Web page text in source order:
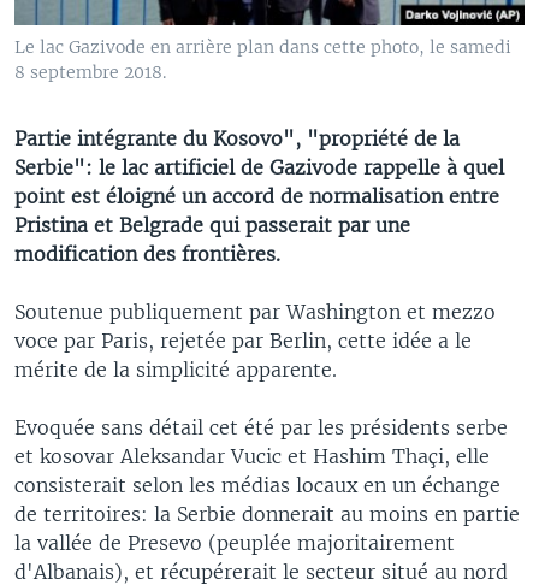
Le lac Gazivode en arrière plan dans cette photo, le samedi
8 septembre 2018.
Partie intégrante du Kosovo", "propriété de la
Serbie": le lac artificiel de Gazivode rappelle à quel
point est éloigné un accord de normalisation entre
Pristina et Belgrade qui passerait par une
modification des frontières.
Soutenue publiquement par Washington et mezzo
voce par Paris, rejetée par Berlin, cette idée a le
mérite de la simplicité apparente.
Evoquée sans détail cet été par les présidents serbe
et kosovar Aleksandar Vucic et Hashim Thaçi, elle
consisterait selon les médias locaux en un échange
de territoires: la Serbie donnerait au moins en partie
la vallée de Presevo (peuplée majoritairement
d'Albanais), et récupérerait le secteur situé au nord